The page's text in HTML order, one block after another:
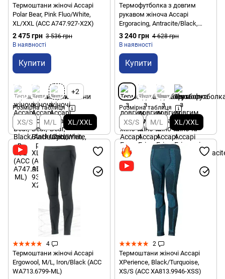
Термоштани жіночі Accapi
Polar Bear, Pink Fluo/White,
XL/XXL (ACC A747.927-X2X)
2 475 грн 3 536 грн
В наявності
Купити
+2
Розмірна таблиця
XS/S M/L XL/XXL
Термофутболка з довгим
рукавом жіноча Accapi
Ergoracing, Antracite/Black,
XL/XXL (ACC АA911.968-X2X)
3 240 грн 4 628 грн
В наявності
Купити
Розмірна таблиця
XS/S M/L XL/XXL
4
Термоштани жіночі Accapi
Ergowool, M/L, Iron/Black (ACC
WА713.6799-ML)
2
Термоштани жіночі Accapi
XPerience, Black/Turquoise,
XS/S (ACC XА813.9946-XSS)